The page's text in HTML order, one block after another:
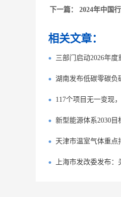
下一篇： 2024年中国
相关文章：
三部门启动2026年
湖南发布低碳零碳负
117个项目无一变现
新型能源体系2030目
天津市温室气体重点
上海市发改委发布：关于